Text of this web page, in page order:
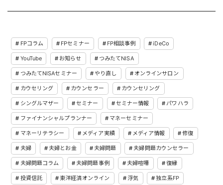
FPコラム FPセミナー FP相談事例 iDeCo
YouTube お知らせ つみたてNISA
つみたてNISAセミナー やり直し オンラインサロン
カウセリング カウンセラー カウンセリング
シングルマザー セミナー セミナー情報 パワハラ
ファイナンシャルプランナー マネーセミナー
マネーリテラシー メディア実績 メディア情報 修復
夫婦 夫婦とお金 夫婦問題 夫婦問題カウンセラー
夫婦問題コラム 夫婦問題事例 夫婦喧嘩 復縁
投資信託 東洋経済オンライン 浮気 独立系FP